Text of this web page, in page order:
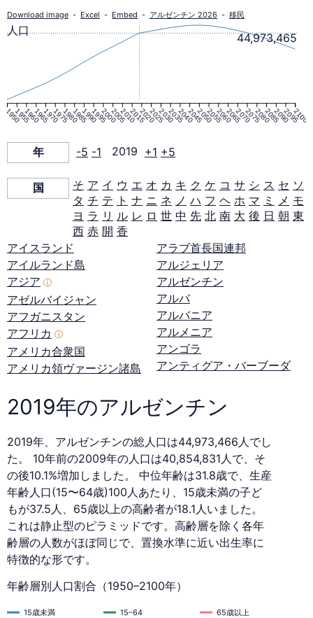
口
ラ
ミ
ッ
2019
年
Download image - Excel - Embed - アルゼンチン 2026 - 移民
1950195519601965197019751980198519901995200020052010201520202025203020352040204520502055206020652070207520802085209020952100
44,973,465
人口
年 -5 -1 2019 +1 +5
国 そ ア イ ウ エ オ カ キ ク ケ コ サ シ ス セ ソ
タ チ テ ト ナ ニ ネ ノ ハ フ ヘ ホ マ ミ メ モ
ヨ ラ リ ル レ ロ 世 中 先 北 南 大 後 日 朝 東
西 赤 開 香
アイスランド
アイルランド島
アジア ⓘ
アゼルバイジャン
アフガニスタン
アフリカ ⓘ
アメリカ合衆国
アメリカ領ヴァージン諸島
アラブ首長国連邦
アルジェリア
アルゼンチン
アルバ
アルバニア
アルメニア
アンゴラ
アンティグア・バーブーダ
2019年のアルゼンチン
2019年、アルゼンチンの総人口は44,973,466人でし
た。 10年前の2009年の人口は40,854,831人で、そ
の後10.1%増加しました。 中位年齢は31.8歳で、生産
年齢人口(15〜64歳)100人あたり、15歳未満の子ど
もが37.5人、65歳以上の高齢者が18.1人いました。
これは静止型のピラミッドです。高齢層を除く各年
齢層の人数がほぼ同じで、置換水準に近い出生率に
特徴的な形です。
年齢層別人口割合（1950–2100年）
15歳未満 15–64 65歳以上